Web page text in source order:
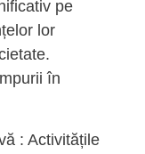
pe
lor
în
: Activitățile